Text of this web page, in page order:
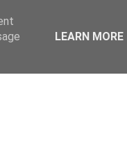
LEARN MORE